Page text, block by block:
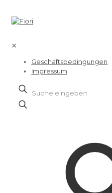
✕
Geschäftsbedingungen
Impressum